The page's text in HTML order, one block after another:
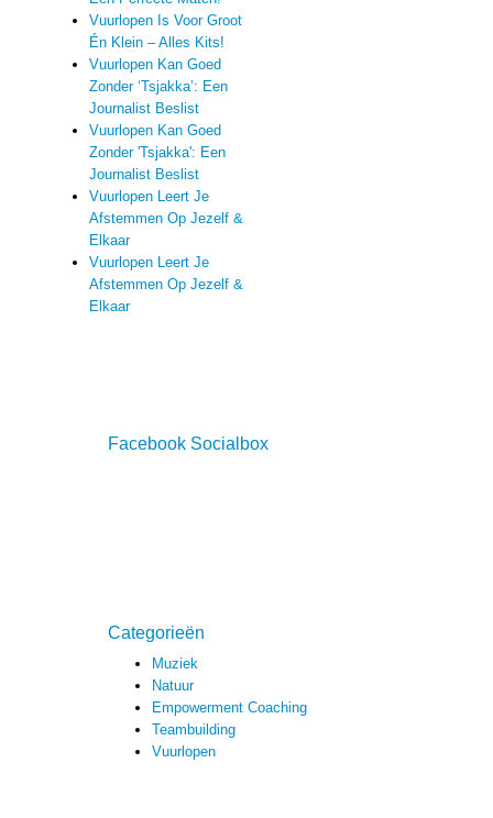
Vuurlopen Is Voor Groot
Én Klein – Alles Kits!
Vuurlopen Kan Goed
Zonder ‘Tsjakka’: Een
Journalist Beslist
Vuurlopen Kan Goed
Zonder 'Tsjakka': Een
Journalist Beslist
Vuurlopen Leert Je
Afstemmen Op Jezelf &
Elkaar
Vuurlopen Leert Je
Afstemmen Op Jezelf &
Elkaar
Facebook Socialbox
Categorieën
Muziek
Natuur
Empowerment Coaching
Teambuilding
Vuurlopen